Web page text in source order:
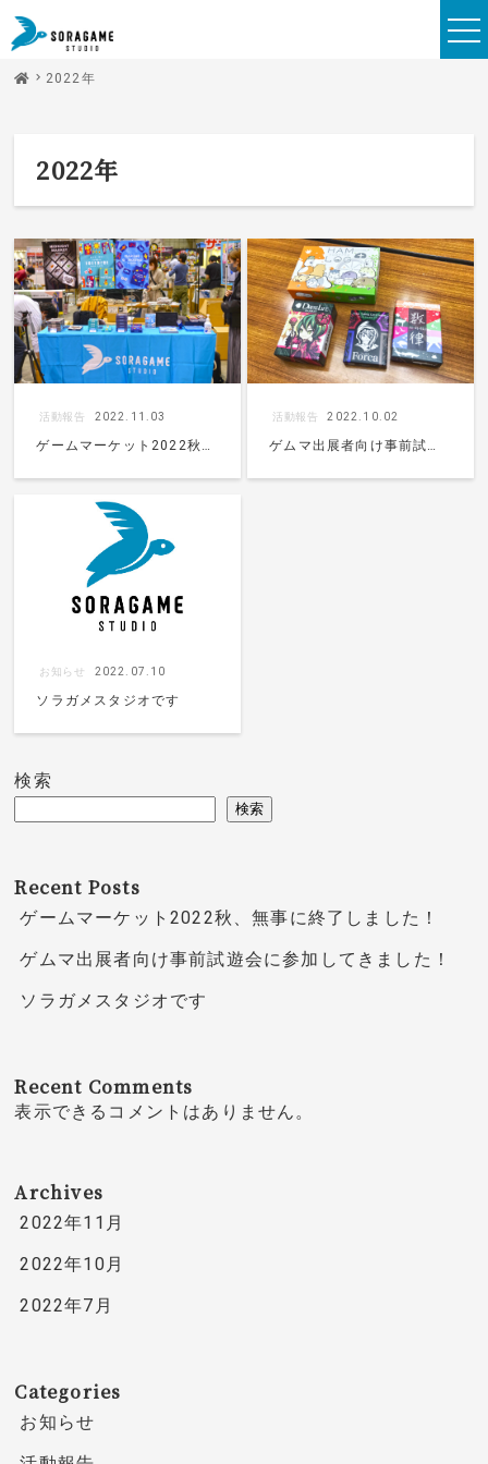
2022年
2022年
活動報告 2022.11.03
ゲームマーケット2022秋、
活動報告 2022.10.02
ゲムマ出展者向け事前試遊
お知らせ 2022.07.10
ソラガメスタジオです
検索
検索
Recent Posts
ゲームマーケット2022秋、無事に終了しました！
ゲムマ出展者向け事前試遊会に参加してきました！
ソラガメスタジオです
Recent Comments
表示できるコメントはありません。
Archives
2022年11月
2022年10月
2022年7月
Categories
お知らせ